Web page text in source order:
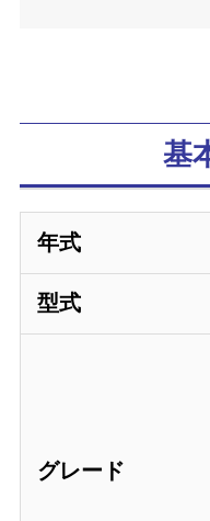
基
年式
型式
グレード